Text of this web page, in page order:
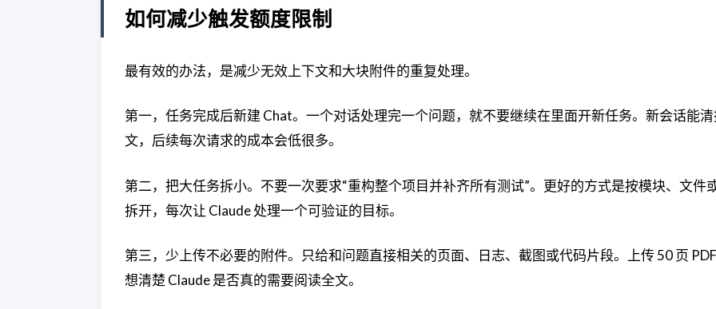
如何减少触发额度限制
最有效的办法，是减少无效上下文和大块附件的重复处理。
第一，任务完成后新建 Chat。一个对话处理完一个问题，就不要继续在里面开新任务。新会话能
文，后续每次请求的成本会低很多。
第二，把大任务拆小。不要一次要求“重构整个项目并补齐所有测试”。更好的方式是按模块、文件
拆开，每次让 Claude 处理一个可验证的目标。
第三，少上传不必要的附件。只给和问题直接相关的页面、日志、截图或代码片段。上传 50 页
想清楚 Claude 是否真的需要阅读全文。